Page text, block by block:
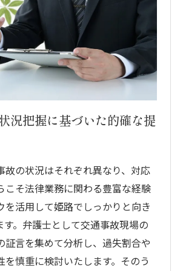
況把握に基づいた的確な提
故の状況はそれぞれ異なり、対応
こそ法律業務に関わる豊富な経験
を活用して姫路でしっかりと向き
す。弁護士として交通事故現場の
証言を集めて分析し、過失割合や
を慎重に検討いたします。そのう